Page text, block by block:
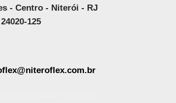
- Centro - Niterói - RJ
125